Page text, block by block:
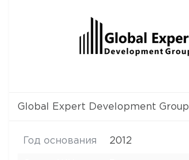
Global Expert Development Group
Год основания 2012